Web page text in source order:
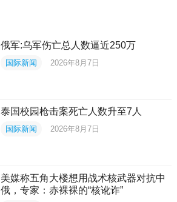
俄军:乌军伤亡总人数逼近250万
国际新闻 2026年8月7日
泰国校园枪击案死亡人数升至7人
国际新闻 2026年8月7日
美媒称五角大楼想用战术核武器对抗中
俄，专家：赤裸裸的“核讹诈”